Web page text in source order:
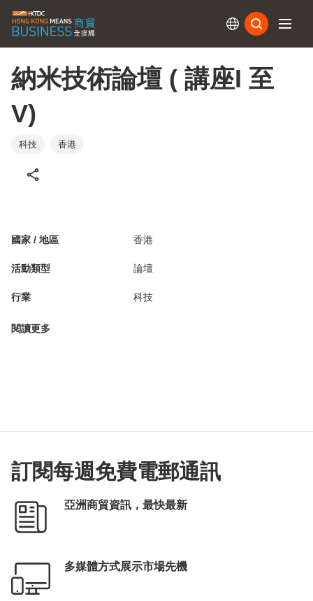
納米技術論壇 ( 講座I 至
V)
科技 香港
國家 / 地區 香港
活動類型 論壇
行業 科技
閱讀更多
訂閱每週免費電郵通訊
亞洲商貿資訊，最快最新
多媒體方式展示市場先機